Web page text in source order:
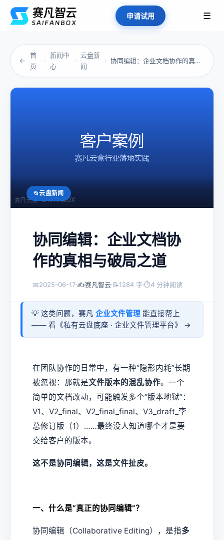
申请试用 ☰
←
首
页
›
新闻中
心
›
云盘新
闻
› 协同编辑：企业文档协作的真相与破局之道
云盘新闻
协同编辑：企业文档协
作的真相与破局之道
📅2025-06-17 ✍️赛凡智云 📝1284 字 ⏱4 分钟阅读
💡 这类问题，赛凡 企业文件管理 能直接帮上
—— 看《私有云盘底座 · 企业文件管理平台》 →
在团队协作的日常中，有一种“隐形内耗”长期
被忽视：那就是文件版本的混乱协作。一个
简单的文档改动，可能触发多个“版本地狱”：
V1、V2_final、V2_final_final、V3_draft_李
总修订版（1）……最终没人知道哪个才是要
交给客户的版本。
这不是协同编辑，这是文件扯皮。
一、什么是“真正的协同编辑”？
协同编辑（Collaborative Editing），是指多